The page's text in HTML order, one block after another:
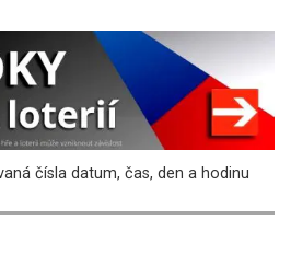
čísla datum, čas, den a hodinu